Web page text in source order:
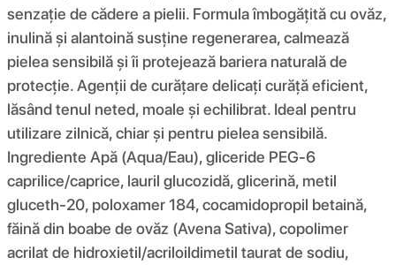
senzație de cădere a pielii. Formula îmbogățită cu ovăz,
inulină și alantoină susține regenerarea, calmează
pielea sensibilă și îi protejează bariera naturală de
protecție. Agenții de curățare delicați curăță eficient,
lăsând tenul neted, moale și echilibrat. Ideal pentru
utilizare zilnică, chiar și pentru pielea sensibilă.
Ingrediente Apă (Aqua/Eau), gliceride PEG-6
caprilice/caprice, lauril glucozidă, glicerină, metil
gluceth-20, poloxamer 184, cocamidopropil betaină,
făină din boabe de ovăz (Avena Sativa), copolimer
acrilat de hidroxietil/acriloildimetil taurat de sodiu,